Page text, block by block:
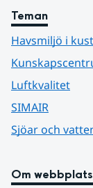
Teman
Havsmiljö i
Luftkvalitet
SIMAIR
Sjöar och
Om